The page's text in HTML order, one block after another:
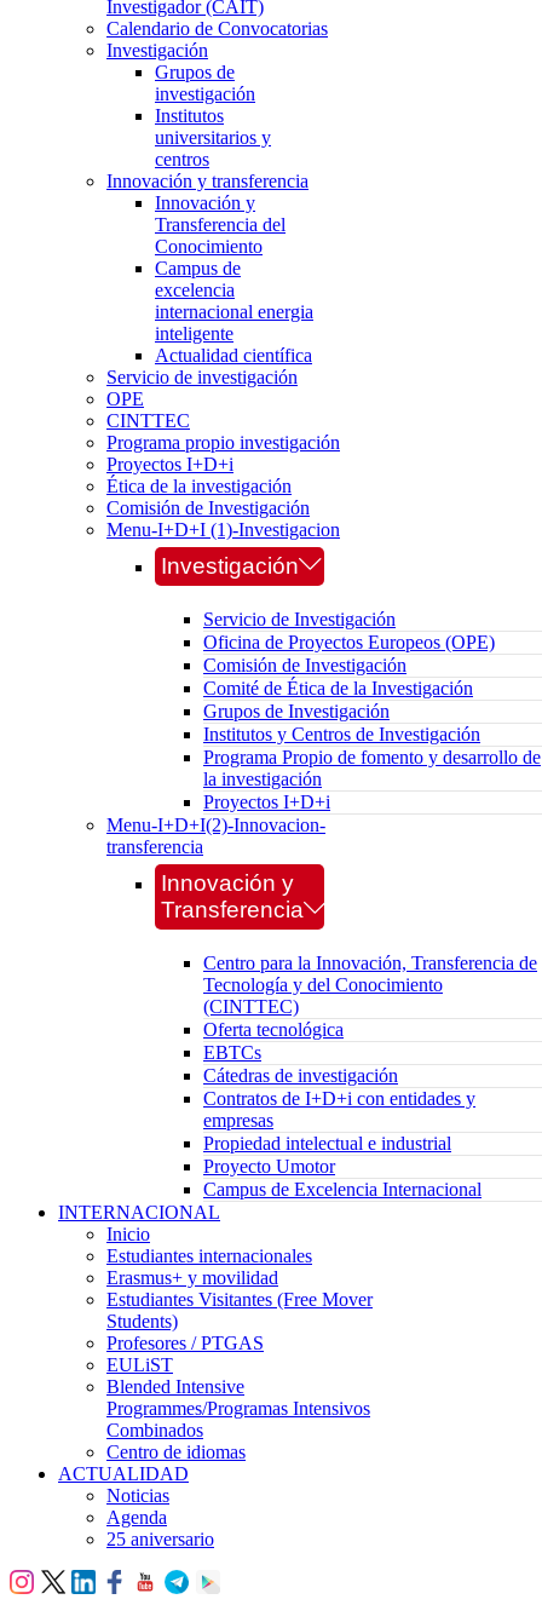
Investigador (CAIT)
Calendario de Convocatorias
Investigación
Grupos de
investigación
Institutos
universitarios y
centros
Innovación y transferencia
Innovación y
Transferencia del
Conocimiento
Campus de
excelencia
internacional energia
inteligente
Actualidad científica
Servicio de investigación
OPE
CINTTEC
Programa propio investigación
Proyectos I+D+i
Ética de la investigación
Comisión de Investigación
Menu-I+D+I (1)-Investigacion
Investigación
Servicio de Investigación
Oficina de Proyectos Europeos (OPE)
Comisión de Investigación
Comité de Ética de la Investigación
Grupos de Investigación
Institutos y Centros de Investigación
Programa Propio de fomento y desarrollo de
la investigación
Proyectos I+D+i
Menu-I+D+I(2)-Innovacion-
transferencia
Innovación y
Transferencia
Centro para la Innovación, Transferencia de
Tecnología y del Conocimiento
(CINTTEC)
Oferta tecnológica
EBTCs
Cátedras de investigación
Contratos de I+D+i con entidades y
empresas
Propiedad intelectual e industrial
Proyecto Umotor
Campus de Excelencia Internacional
INTERNACIONAL
Inicio
Estudiantes internacionales
Erasmus+ y movilidad
Estudiantes Visitantes (Free Mover
Students)
Profesores / PTGAS
EULiST
Blended Intensive
Programmes/Programas Intensivos
Combinados
Centro de idiomas
ACTUALIDAD
Noticias
Agenda
25 aniversario